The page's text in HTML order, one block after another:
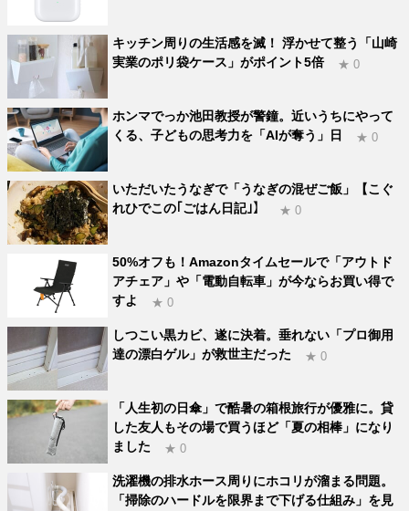
キッチン周りの生活感を滅！ 浮かせて整う「山崎
実業のポリ袋ケース」がポイント5倍
★ 0
ホンマでっか池田教授が警鐘。近いうちにやって
くる、子どもの思考力を「AIが奪う」日
★ 0
いただいたうなぎで「うなぎの混ぜご飯」【こぐ
れひでこの｢ごはん日記｣】
★ 0
50%オフも！Amazonタイムセールで「アウトド
アチェア」や「電動自転車」が今ならお買い得で
すよ
★ 0
しつこい黒カビ、遂に決着。垂れない「プロ御用
達の漂白ゲル」が救世主だった
★ 0
「人生初の日傘」で酷暑の箱根旅行が優雅に。貸
した友人もその場で買うほど「夏の相棒」になり
ました
★ 0
洗濯機の排水ホース周りにホコリが溜まる問題。
「掃除のハードルを限界まで下げる仕組み」を見